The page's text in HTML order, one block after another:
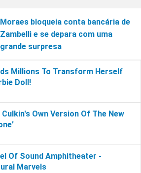
Moraes bloqueia conta bancária de
Zambelli e se depara com uma
grande surpresa